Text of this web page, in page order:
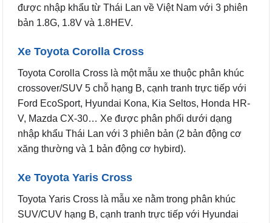
được nhập khẩu từ Thái Lan về Việt Nam với 3 phiên
bản 1.8G, 1.8V và 1.8HEV.
Xe Toyota Corolla Cross
Toyota Corolla Cross là một mẫu xe thuộc phân khúc
crossover/SUV 5 chỗ hạng B, cạnh tranh trực tiếp với
Ford EcoSport, Hyundai Kona, Kia Seltos, Honda HR-
V, Mazda CX-30… Xe được phân phối dưới dạng
nhập khẩu Thái Lan với 3 phiên bản (2 bản động cơ
xăng thường và 1 bản động cơ hybird).
Xe Toyota Yaris Cross
Toyota Yaris Cross là mẫu xe nằm trong phân khúc
SUV/CUV hạng B, cạnh tranh trực tiếp với Hyundai